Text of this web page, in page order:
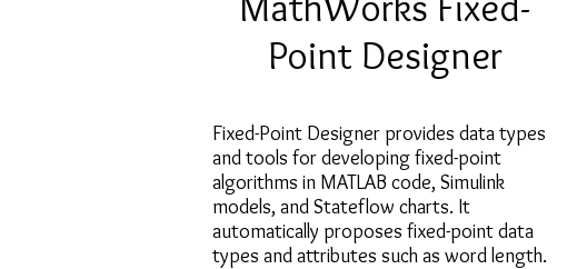
Point Designer
Fixed-Point Designer provides data types
and tools for developing fixed-point
algorithms in MATLAB code, Simulink
models, and Stateflow charts. It
automatically proposes fixed-point data
types and attributes such as word length.